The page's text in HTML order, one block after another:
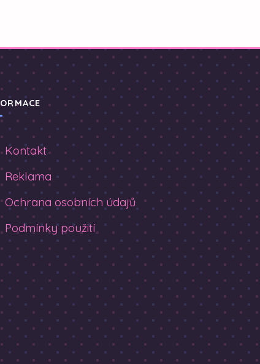
Kontakt
Reklama
Ochrana osobních údajů
Podmínky použití